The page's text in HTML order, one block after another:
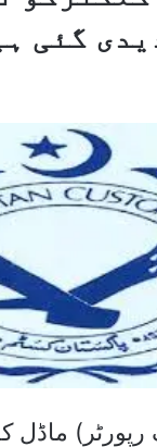
گئی
ماڈل